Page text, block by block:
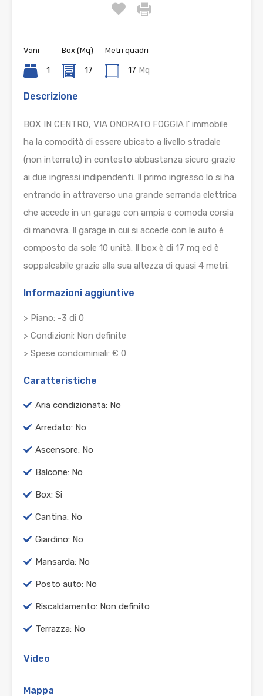
Vani
1
Box (Mq)
17
Metri quadri
17 Mq
Descrizione
BOX IN CENTRO, VIA ONORATO FOGGIA l’ immobile
ha la comodità di essere ubicato a livello stradale
(non interrato) in contesto abbastanza sicuro grazie
ai due ingressi indipendenti. Il primo ingresso lo si ha
entrando in attraverso una grande serranda elettrica
che accede in un garage con ampia e comoda corsia
di manovra. Il garage in cui si accede con le auto è
composto da sole 10 unità. Il box è di 17 mq ed è
soppalcabile grazie alla sua altezza di quasi 4 metri.
Informazioni aggiuntive
> Piano: -3 di 0
> Condizioni: Non definite
> Spese condominiali: € 0
Caratteristiche
Aria condizionata: No
Arredato: No
Ascensore: No
Balcone: No
Box: Si
Cantina: No
Giardino: No
Mansarda: No
Posto auto: No
Riscaldamento: Non definito
Terrazza: No
Video
Mappa